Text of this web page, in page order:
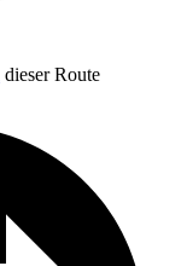
dieser Route